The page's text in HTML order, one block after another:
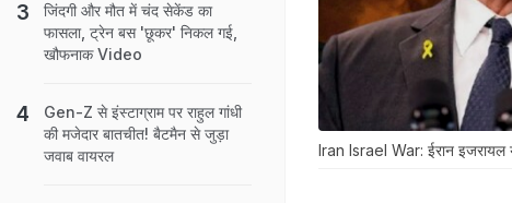
Iran Israel War: ईरान इजरायल
जिंदगी और मौत में चंद सेकेंड का
फासला, ट्रेन बस 'छूकर' निकल गई,
खौफनाक Video
Gen-Z से इंस्टाग्राम पर राहुल गांधी
की मजेदार बातचीत! बैटमैन से जुड़ा
जवाब वायरल